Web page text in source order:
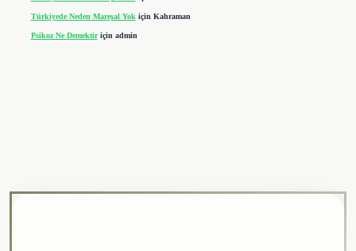
Türkiyede Neden Mareşal Yok için Kahraman
Psikoz Ne Demektiriçin admin